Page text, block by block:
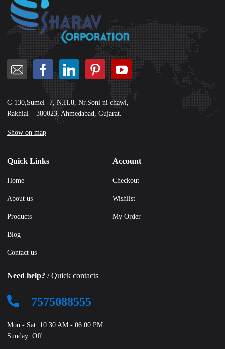
C-130,Sumel -7, N.H.8, Nr.Soni ni chawl,
Rakhial – 380023, Ahmedabad, Gujarat.
Show on map
Quick Links
Home
About us
Products
Blog
Contact us
Account
Checkout
Wishlist
My Order
Need help? / Quick contacts
7575088555
Mon - Sat: 10:30 AM - 06:00 PM
Sunday: Off